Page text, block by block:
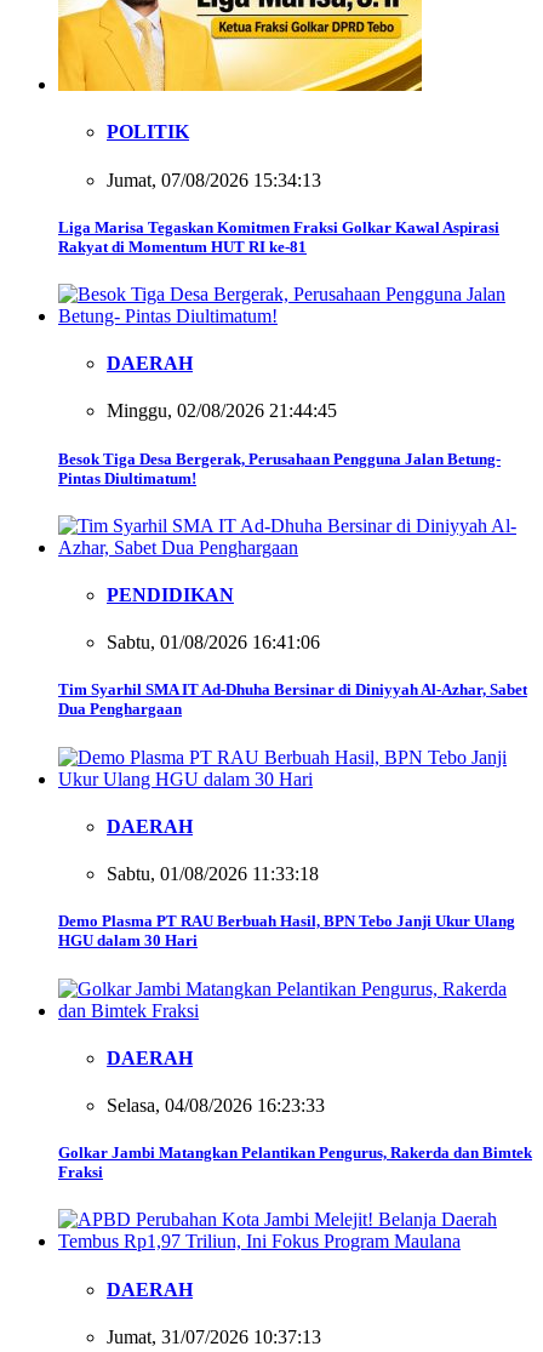
POLITIK
Jumat, 07/08/2026 15:34:13
Liga Marisa Tegaskan Komitmen Fraksi Golkar Kawal Aspirasi
Rakyat di Momentum HUT RI ke-81
DAERAH
Minggu, 02/08/2026 21:44:45
Besok Tiga Desa Bergerak, Perusahaan Pengguna Jalan Betung-
Pintas Diultimatum!
PENDIDIKAN
Sabtu, 01/08/2026 16:41:06
Tim Syarhil SMA IT Ad-Dhuha Bersinar di Diniyyah Al-Azhar, Sabet
Dua Penghargaan
DAERAH
Sabtu, 01/08/2026 11:33:18
Demo Plasma PT RAU Berbuah Hasil, BPN Tebo Janji Ukur Ulang
HGU dalam 30 Hari
DAERAH
Selasa, 04/08/2026 16:23:33
Golkar Jambi Matangkan Pelantikan Pengurus, Rakerda dan Bimtek
Fraksi
DAERAH
Jumat, 31/07/2026 10:37:13